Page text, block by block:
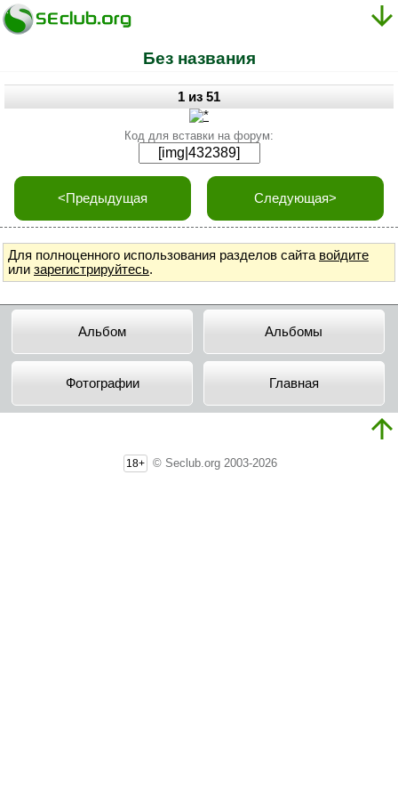
Без названия
1 из 51
Код для вставки на форум:
<Предыдущая Следующая>
Для полноценного использования разделов сайта войдите
или зарегистрируйтесь.
Альбом Альбомы
Фотографии Главная
18+ © Seclub.org 2003-2026